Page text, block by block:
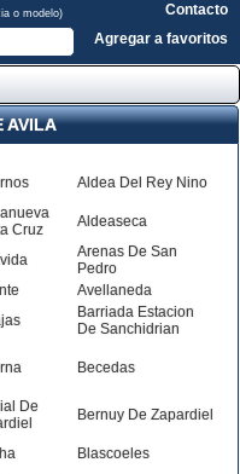
o modelo)
Contacto
Agregar a favoritos
AVILA
Aldea Del Rey Nino
Cruz
Aldeaseca
Arenas De San
Pedro
Avellaneda
Barriada Estacion
De Sanchidrian
Becedas
De
Bernuy De Zapardiel
Blascoeles